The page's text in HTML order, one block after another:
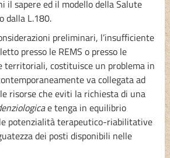
il sapere ed il modello della Salute
dalla L.180.
preliminari, l’insufficiente
presso le REMS o presso le
costituisce un problema in
va collegata ad
risorse che eviti la richiesta di una
e tenga in equilibrio
potenzialità terapeutico-riabilitative
dei posti disponibili nelle